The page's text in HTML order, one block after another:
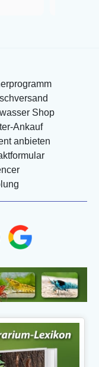
Shop
Ankauf
anbieten